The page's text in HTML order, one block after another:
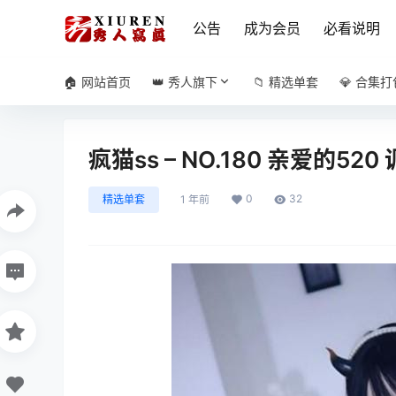
公告 成为会员 必看说明
🏠 网站首页 👑 秀人旗下 📁 精选单套 💎 合集打
疯猫ss – NO.180 亲爱的
精选单套 1 年前 0 32